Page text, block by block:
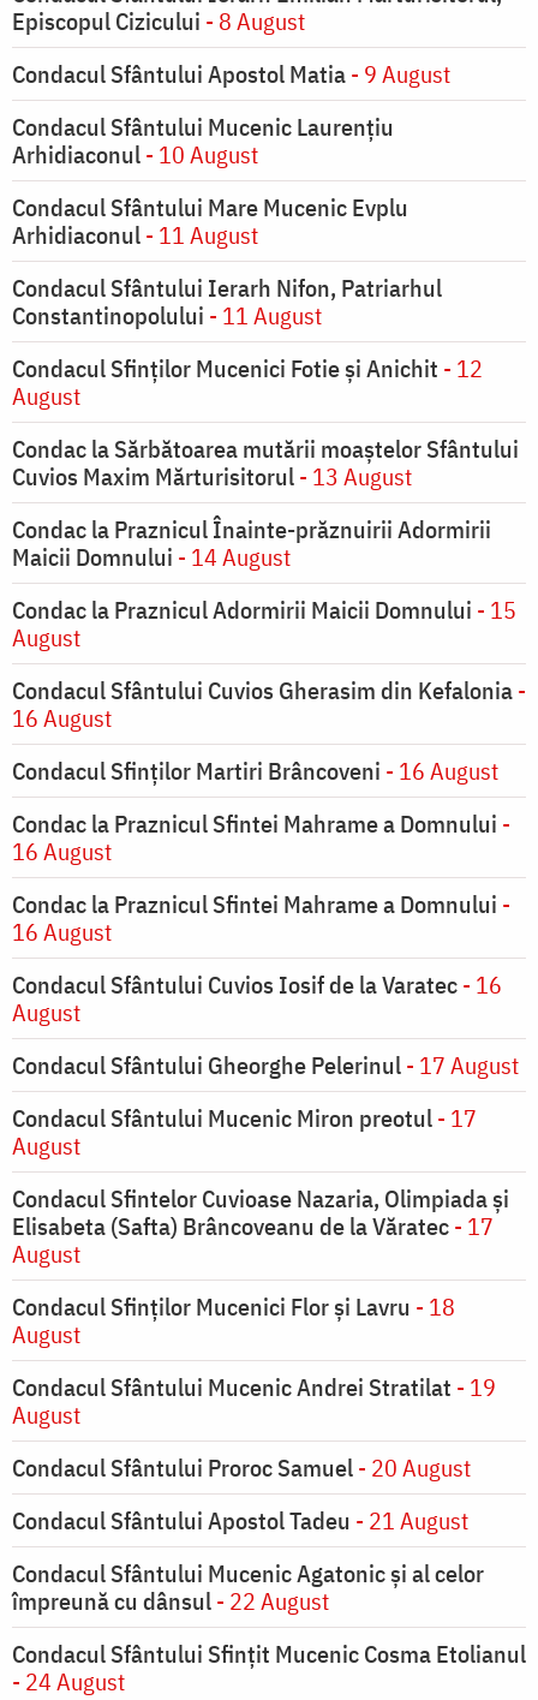
Episcopul Cizicului - 8 August
Condacul Sfântului Apostol Matia- 9 August
Condacul Sfântului Mucenic Laurențiu
Arhidiaconul- 10 August
Condacul Sfântului Mare Mucenic Evplu
Arhidiaconul- 11 August
Condacul Sfântului Ierarh Nifon, Patriarhul
Constantinopolului - 11 August
Condacul Sfinţilor Mucenici Fotie şi Anichit - 12
August
Condac la Sărbătoarea mutării moaştelor Sfântului
Cuvios Maxim Mărturisitorul- 13 August
Condac la Praznicul Înainte-prăznuirii Adormirii
Maicii Domnului - 14 August
Condac la Praznicul Adormirii Maicii Domnului - 15
August
Condacul Sfântului Cuvios Gherasim din Kefalonia-
16 August
Condacul Sfinților Martiri Brâncoveni - 16 August
Condac la Praznicul Sfintei Mahrame a Domnului -
16 August
Condac la Praznicul Sfintei Mahrame a Domnului -
16 August
Condacul Sfântului Cuvios Iosif de la Varatec- 16
August
Condacul Sfântului Gheorghe Pelerinul- 17 August
Condacul Sfântului Mucenic Miron preotul- 17
August
Condacul Sfintelor Cuvioase Nazaria, Olimpiada și
Elisabeta (Safta) Brâncoveanu de la Văratec- 17
August
Condacul Sfinţilor Mucenici Flor şi Lavru - 18
August
Condacul Sfântului Mucenic Andrei Stratilat - 19
August
Condacul Sfântului Proroc Samuel- 20 August
Condacul Sfântului Apostol Tadeu - 21 August
Condacul Sfântului Mucenic Agatonic şi al celor
împreună cu dânsul- 22 August
Condacul Sfântului Sfinţit Mucenic Cosma Etolianul
- 24 August